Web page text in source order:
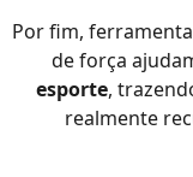
Por fim,
de força
esporte,
realmente